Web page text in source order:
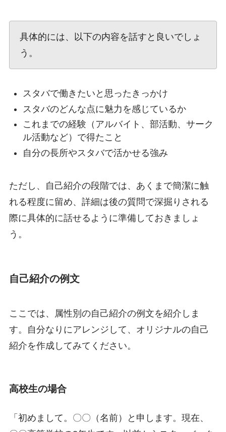
具体的には、以下の内容を話すと良いでしょ
う。
スタバで働きたいと思ったきっかけ
スタバのどんな点に魅力を感じているか
これまでの経験（アルバイト、部活動、サーク
ル活動など）で得たこと
自分の長所やスタバで活かせる強み
ただし、自己紹介の段階では、あくまで簡潔に触
れる程度に留め、詳細は後の質問で深掘りされる
際に具体的に話せるように準備しておきましょ
う。
自己紹介の例文
ここでは、属性別の自己紹介の例文を紹介しま
す。自分なりにアレンジして、オリジナルの自己
紹介を作成してみてください。
高校生の場合
「初めまして。〇〇（名前）と申します。現在、